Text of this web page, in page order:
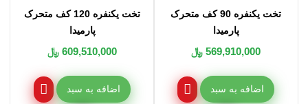
تخت یکنفره 90 کف متحرک
پارمیدا
569,910,000 ﷼
اضافه به سبد
تخت یکنفره 120 کف متحرک
پارمیدا
609,510,000 ﷼
اضافه به سبد